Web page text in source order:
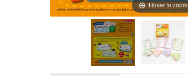
Hover to zoom